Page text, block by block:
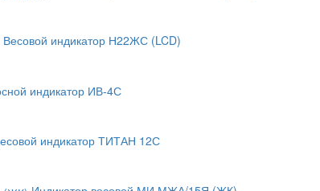
Весовой индикатор Н22ЖС (LCD)
индикатор ИВ-4С
индикатор ТИТАН 12С